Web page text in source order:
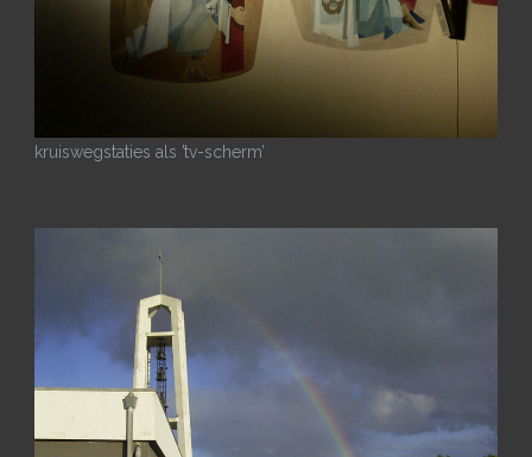
kruiswegstaties als ’tv-scherm’